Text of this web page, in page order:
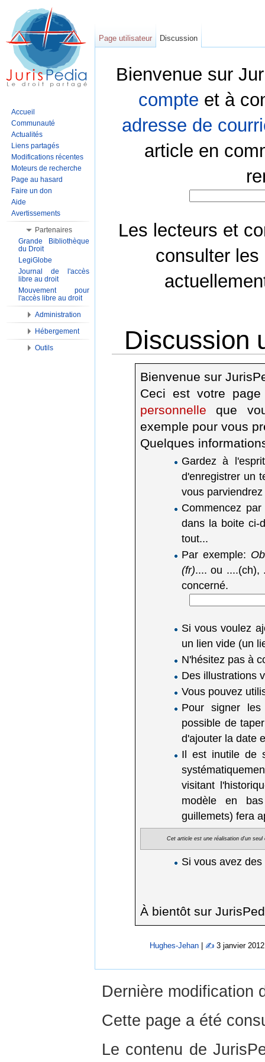
Bienvenue sur
compte et à
adresse de
article en
Les lecteurs et
consulter les
Discussion
Bienvenue sur
Ceci est votre
personnelle que
exemple pour vous
Quelques
Gardez à
d'enregistrer un
vous
Commencez
dans la boite ci-
tout...
Par exemple:
(fr).... ou ....(ch),
concerné.
Si vous voulez
un lien vide (un
N'hésitez pas à
Des illustrations
Vous pouvez
Pour signer
possible de
d'ajouter la date
Il est inutile de
visitant
modèle en
guillemets) fera
Cet article est une réalisation d'un
Si vous avez
À bientôt sur
Hughes-Jehan | ✍ 3 janvier
Page utilisateur Discussion
Accueil
Communauté
Actualités
Liens partagés
Modifications récentes
Moteurs de recherche
Page au hasard
Faire un don
Aide
Avertissements
Partenaires
Grande Bibliothèque
du Droit
LegiGlobe
Journal de l'accès
libre au droit
Mouvement pour
l'accès libre au droit
Administration
Hébergement
Outils
Dernière modification
Cette page a été
Le contenu de